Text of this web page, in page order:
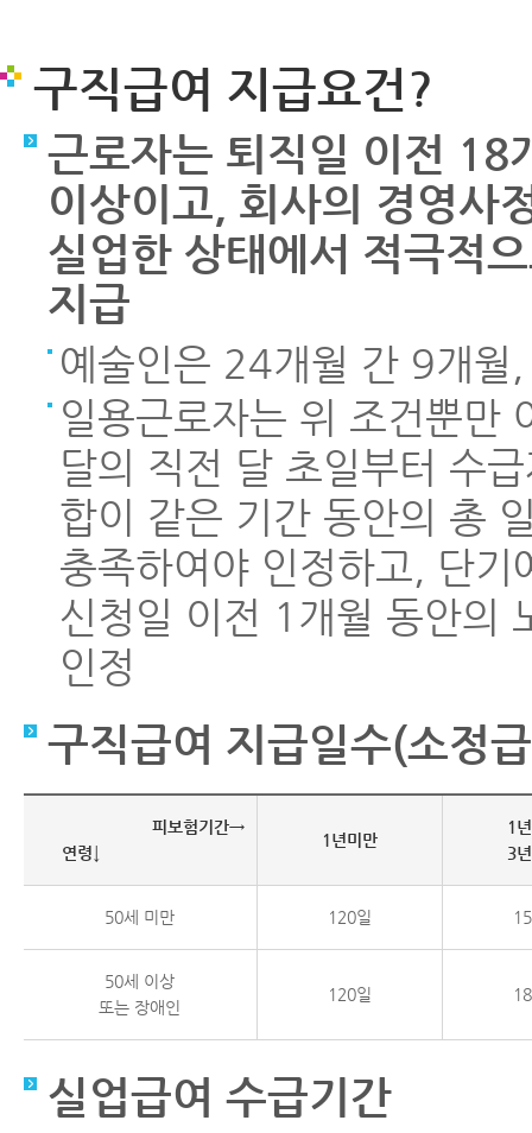
구직급여 지급요건?
근로자는 퇴직일 이전 18
이상이고, 회사의 경영사
실업한 상태에서 적극적
지급
예술인은 24개월 간 9개
일용근로자는 위 조건뿐만
달의 직전 달 초일부터 수
합이 같은 기간 동안의 총
충족하여야 인정하고, 단
신청일 이전 1개월 동안의
인정
구직급여 지급일수(소정
연령↓
피보험기간→
1년미만
1
3
50세 미만 120일
50세 이상
또는 장애인
120일
실업급여 수급기간